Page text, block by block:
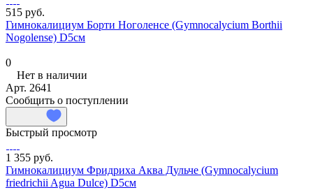
515 руб.
Гимнокалициум Борти Ноголенсе (Gymnocalycium Borthii
Nogolense) D5см
0
Нет в наличии
Арт. 2641
Сообщить о поступлении
Быстрый просмотр
1 355 руб.
Гимнокалициум Фридриха Аква Дульче (Gymnocalycium
friedrichii Agua Dulce) D5см